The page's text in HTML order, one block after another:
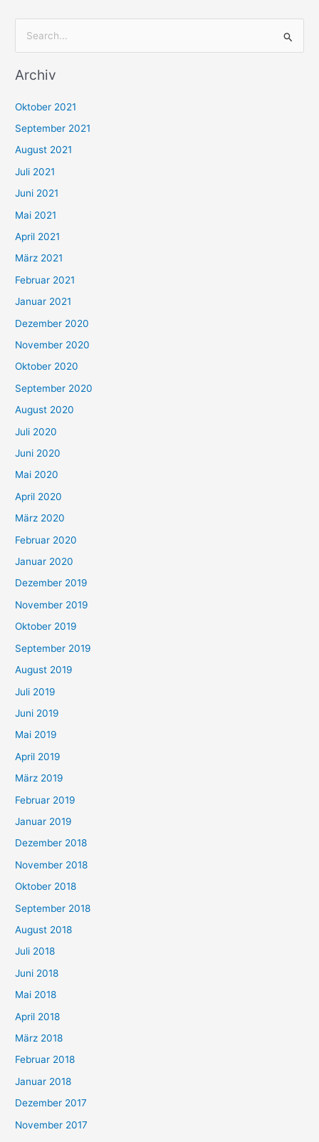
c
n
n
a
c
h
:
Archiv
Oktober 2021
September 2021
August 2021
Juli 2021
Juni 2021
Mai 2021
April 2021
März 2021
Februar 2021
Januar 2021
Dezember 2020
November 2020
Oktober 2020
September 2020
August 2020
Juli 2020
Juni 2020
Mai 2020
April 2020
März 2020
Februar 2020
Januar 2020
Dezember 2019
November 2019
Oktober 2019
September 2019
August 2019
Juli 2019
Juni 2019
Mai 2019
April 2019
März 2019
Februar 2019
Januar 2019
Dezember 2018
November 2018
Oktober 2018
September 2018
August 2018
Juli 2018
Juni 2018
Mai 2018
April 2018
März 2018
Februar 2018
Januar 2018
Dezember 2017
November 2017